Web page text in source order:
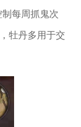
每周抓鬼次
牡丹多用于交